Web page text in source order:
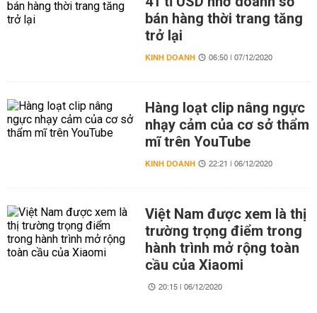
bán hàng thời trang tăng
trở lại
KINH DOANH 06:50 | 07/12/2020
Hàng loạt clip nâng ngực
nhạy cảm của cơ sở thẩm
mĩ trên YouTube
KINH DOANH 22:21 | 06/12/2020
Việt Nam được xem là thị
trường trọng điểm trong
hành trình mở rộng toàn
cầu của Xiaomi
20:15 | 06/12/2020